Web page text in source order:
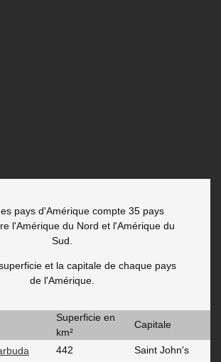
pays d'Amérique compte 35 pays
l'Amérique du Nord et l'Amérique du
Sud.
et la capitale de chaque pays
de l'Amérique.
Superficie en
km²
Capitale
442
Saint John's